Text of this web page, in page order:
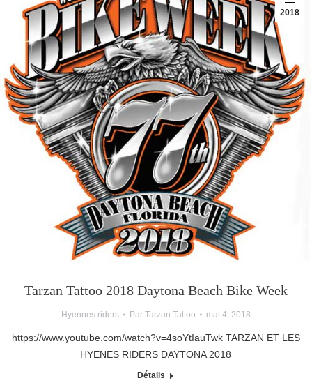
2018
Tarzan Tattoo 2018 Daytona Beach Bike Week
Hyennes riders Par Tarzan Tattoo mai 4, 2018
https://www.youtube.com/watch?v=4soYtIauTwk TARZAN ET LES
HYENES RIDERS DAYTONA 2018
Détails